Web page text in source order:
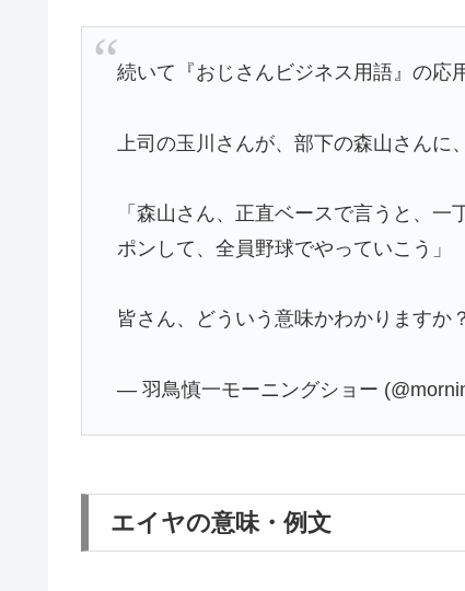
続いて『おじさんビジネス用語』の応
上司の玉川さんが、部下の森山さんに
「森山さん、正直ベースで言うと、
ポンして、全員野球でやっていこう」
皆さん、どういう意味かわかりますか
— 羽鳥慎一モーニングショー
エイヤの意味・例文